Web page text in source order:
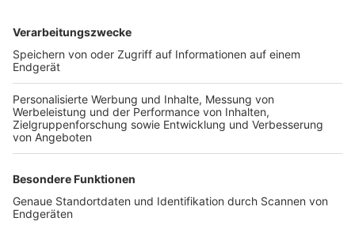
TOP-VEREINE
TOP-PARTNER